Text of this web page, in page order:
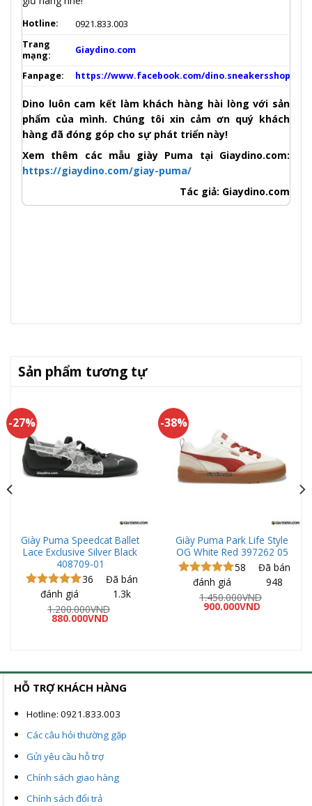
Hotline:
0921.833.003
Trang
mạng:
Giaydino.com
Fanpage: https://www.facebook.com/dino.sneakersshop
Dino luôn cam kết làm khách hàng hài lòng với sản
phẩm của mình. Chúng tôi xin cảm ơn quý khách
hàng đã đóng góp cho sự phát triển này!
Xem thêm các mẫu giày Puma tại Giaydino.com:
https://giaydino.com/giay-puma/
Tác giả: Giaydino.com
Sản phẩm tương tự
-27%
Giày Puma Speedcat Ballet
Lace Exclusive Silver Black
408709-01
Được xếp
hạng 5.00
36
đánh giá
Đã bán
1.3k
1.200.000VND
Giá
880.000VND
-38%
Giày Puma Park Life Style
OG White Red 397262 05
Được xếp
hạng 5.00
58
đánh giá
Đã bán
948
1.450.000VND
Giá
900.000VND
HỖ TRỢ KHÁCH HÀNG
Hotline: 0921.833.003
Các câu hỏi thường gặp
Gửi yêu cầu hỗ trợ
Chính sách giao hàng
Chính sách đổi trả